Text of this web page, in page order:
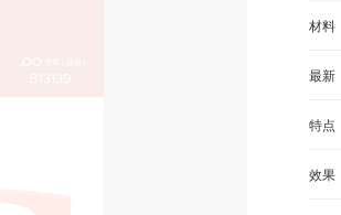
材料
最新
特点
效果